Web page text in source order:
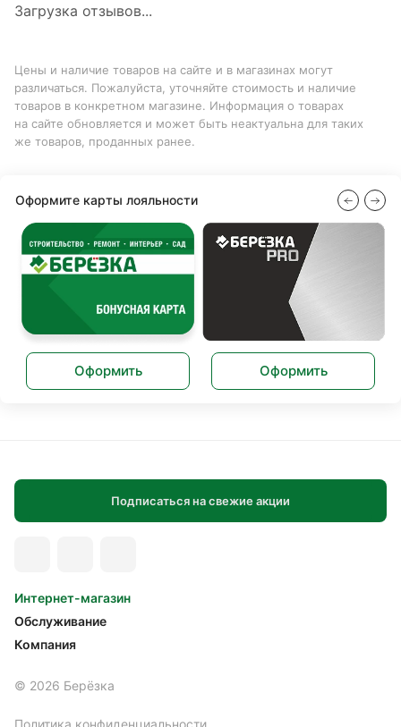
Загрузка отзывов...
Цены и наличие товаров на сайте и в магазинах могут
различаться. Пожалуйста, уточняйте стоимость и наличие
товаров в конкретном магазине. Информация о товарах
на сайте обновляется и может быть неактуальна для таких
же товаров, проданных ранее.
Оформите карты лояльности
Оформить Оформить
Подписаться на свежие акции
Интернет-магазин
Обслуживание
Компания
© 2026 Берёзка
Политика конфиденциальности